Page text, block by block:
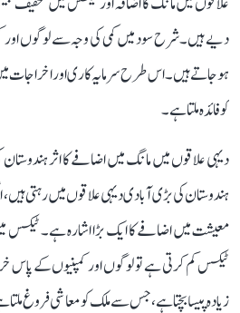
دیے ہیں۔ شرح سود میں کمی کی وجہ سے لوگوں
ہو جاتے ہیں۔ اس طرح سرمایہ کاری اور
کو فائدہ ملتا ہے۔
دیہی علاقوں میں مانگ میں اضافے کا اثر
ہندوستان کی بڑی آبادی دیہی علاقوں میں رہتی ہیں،
معیشت میں اضافے کا ایک بڑا اشارہ ہے۔ ٹیکس
ٹیکس کم کرتی ہے تو لوگوں اور کمپنیوں کے
زیادہ پیسا بچتا ہے، جس سے ملک کو معاشی فروغ